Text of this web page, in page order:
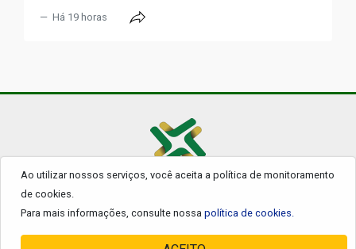
Há 19 horas
Ao utilizar nossos serviços, você aceita a política de monitoramento
de cookies.
Para mais informações, consulte nossa política de cookies.
© 2026 - Todos os Direitos Reservados.